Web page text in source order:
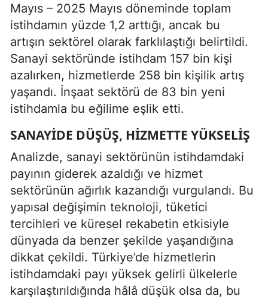
Mayıs – 2025 Mayıs döneminde toplam
istihdamın yüzde 1,2 arttığı, ancak bu
artışın sektörel olarak farklılaştığı belirtildi.
Sanayi sektöründe istihdam 157 bin kişi
azalırken, hizmetlerde 258 bin kişilik artış
yaşandı. İnşaat sektörü de 83 bin yeni
istihdamla bu eğilime eşlik etti.
SANAYIDE DÜŞÜŞ, HIZMETTE YÜKSELIŞ
Analizde, sanayi sektörünün istihdamdaki
payının giderek azaldığı ve hizmet
sektörünün ağırlık kazandığı vurgulandı. Bu
yapısal değişimin teknoloji, tüketici
tercihleri ve küresel rekabetin etkisiyle
dünyada da benzer şekilde yaşandığına
dikkat çekildi. Türkiye’de hizmetlerin
istihdamdaki payı yüksek gelirli ülkelerle
karşılaştırıldığında hâlâ düşük olsa da, bu